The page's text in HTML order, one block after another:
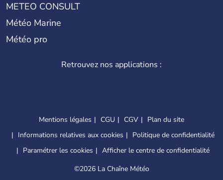
METEO CONSULT
Météo Marine
Météo pro
Retrouvez nos applications :
Mentions légales CGU CGV
Plan du site
Informations relatives aux cookies
Politique de confidentialité
Paramétrer les cookies
Afficher le centre de confidentialité
©2026 La Chaîne Météo